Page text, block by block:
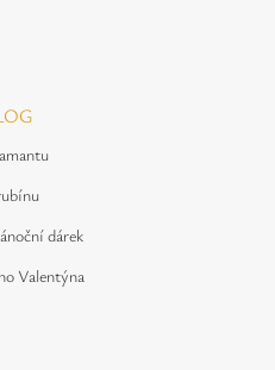
dárek
Valentýna